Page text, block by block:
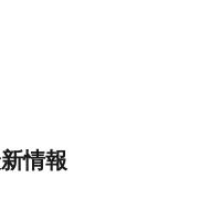
情報